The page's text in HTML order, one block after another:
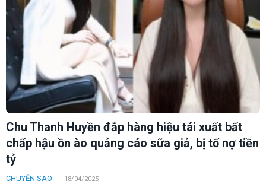
Chu Thanh Huyền đắp hàng hiệu tái xuất bất
chấp hậu ồn ào quảng cáo sữa giả, bị tố nợ tiền
tỷ
CHUYỆN SAO 18/04/2025